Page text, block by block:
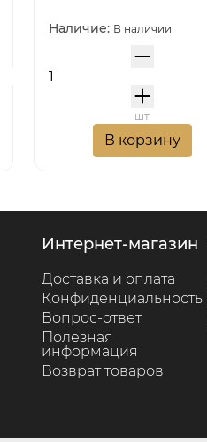
Наличие: В наличии
шт
В корзину
интернет-магазин
Доставка и оплата
Конфиденциальность
Вопрос-ответ
Полезная
информация
Возврат товаров